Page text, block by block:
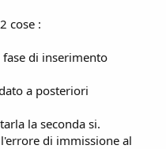
cose :
di inserimento
a posteriori
la seconda si.
di immissione al